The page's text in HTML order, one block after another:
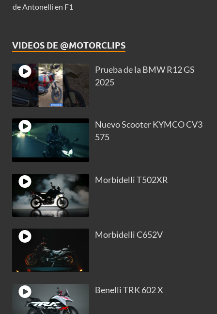
de Antonelli en F1
VIDEOS DE @MOTORCLIPS
Prueba de la BMW R12 GS
2025
Nuevo Scooter KYMCO CV3
575
Morbidelli T502XR
Morbidelli C652V
Benelli TRK 602 X